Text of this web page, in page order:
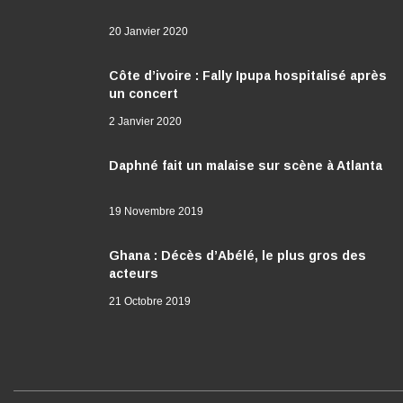
20 Janvier 2020
Côte d’ivoire : Fally Ipupa hospitalisé après
un concert
2 Janvier 2020
Daphné fait un malaise sur scène à Atlanta
19 Novembre 2019
Ghana : Décès d’Abélé, le plus gros des
acteurs
21 Octobre 2019